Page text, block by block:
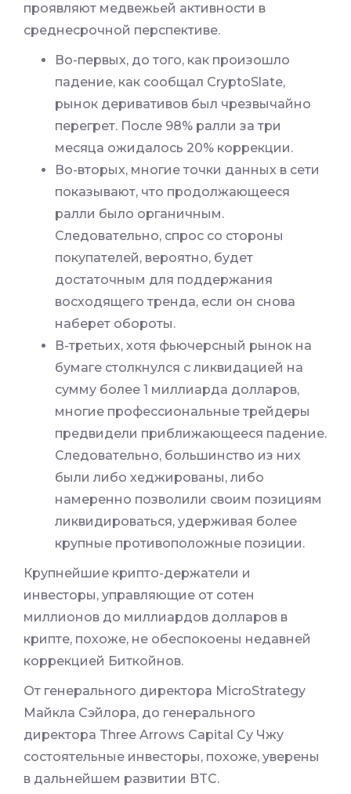
проявляют медвежьей активности в
среднесрочной перспективе.
Во-первых, до того, как произошло
падение, как сообщал CryptoSlate,
рынок деривативов был чрезвычайно
перегрет. После 98% ралли за три
месяца ожидалось 20% коррекции.
Во-вторых, многие точки данных в сети
показывают, что продолжающееся
ралли было органичным.
Следовательно, спрос со стороны
покупателей, вероятно, будет
достаточным для поддержания
восходящего тренда, если он снова
наберет обороты.
В-третьих, хотя фьючерсный рынок на
бумаге столкнулся с ликвидацией на
сумму более 1 миллиарда долларов,
многие профессиональные трейдеры
предвидели приближающееся падение.
Следовательно, большинство из них
были либо хеджированы, либо
намеренно позволили своим позициям
ликвидироваться, удерживая более
крупные противоположные позиции.
Крупнейшие крипто-держатели и
инвесторы, управляющие от сотен
миллионов до миллиардов долларов в
крипте, похоже, не обеспокоены недавней
коррекцией Биткойнов.
От генерального директора MicroStrategy
Майкла Сэйлора, до генерального
директора Three Arrows Capital Су Чжу
состоятельные инвесторы, похоже, уверены
в дальнейшем развитии BTC.